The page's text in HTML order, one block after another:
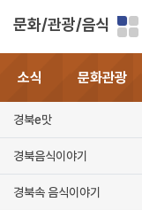
문화/관광/음식
소식 문화관광
경북e맛
경북음식이야기
경북속 음식이야기